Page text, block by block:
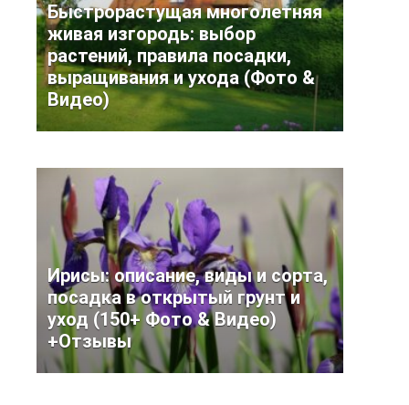
Быстрорастущая многолетняя
живая изгородь: выбор
растений, правила посадки,
выращивания и ухода (Фото &
Видео)
Ирисы: описание, виды и сорта,
посадка в открытый грунт и
уход (150+ Фото & Видео)
+Отзывы